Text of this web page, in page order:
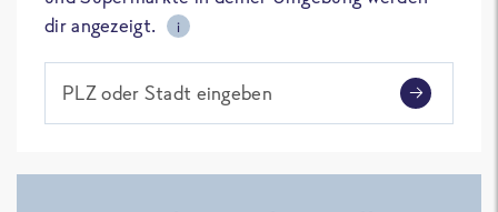
dir angezeigt.
i
PLZ oder Stadt eingeben